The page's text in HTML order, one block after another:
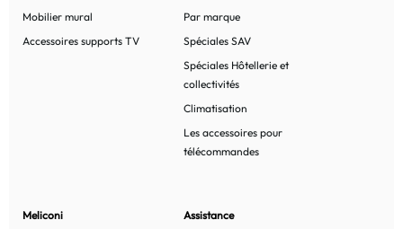
Mobilier mural
Accessoires supports TV
Par marque
Spéciales SAV
Spéciales Hôtellerie et
collectivités
Climatisation
Les accessoires pour
télécommandes
Meliconi Assistance